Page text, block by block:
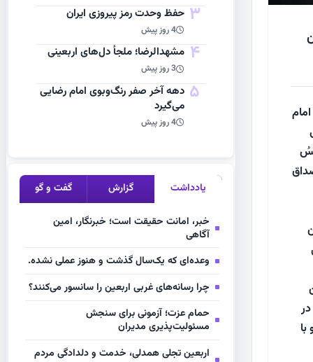
3 حفظ وحدت رمز پیروزی ایران
4 روز پیش
4 مشهد‌الرضا؛ ملجأ دل‌های اربعینی
3 روز پیش
5 دهه آخر صفر رنگ‌وبوی امام رضایی
می‌گیرد
4 روز پیش
یادداشت گزارش گفت و گو
خبر، امانت حقیقت است؛ خبرنگار، امین
آگاهی
وعده‌ای که یک‌سال گذشت و هنوز عملی نشده.
چرا رسانه‌های غربی اربعین را سانسور می‌کنند؟
حمام عزت؛ آزمونی برای سنجش
مسئولیت‌پذیری مدیران
اربعین تجلی همدلی، خدمت و دلدادگی مردم